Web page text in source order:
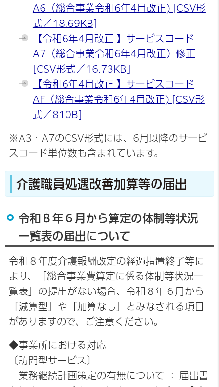
A6（総合事業令和6年4月改正) [CSV形
式／18.69KB]
【令和6年4月改正 】サービスコード
A7（総合事業令和6年4月改正）修正
[CSV形式／16.73KB]
【令和6年4月改正 】サービスコード
AF（総合事業令和6年4月改正) [CSV形
式／810B]
※A3・A7のCSV形式には、6月以降のサービ
スコード単位数も含まれています。
介護職員処遇改善加算等の届出
令和８年６月から算定の体制等状況
一覧表の届出について
令和８年度介護報酬改定の経過措置終了等に
より、「総合事業費算定に係る体制等状況一
覧表」の提出がない場合、令和８年６月から
「減算型」や「加算なし」とみなされる項目
がありますので、ご注意ください。
◆事業所における対応
〔訪問型サービス〕
業務継続計画策定の有無について ： 届出書